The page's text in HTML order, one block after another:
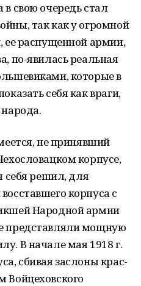
в свою очередь стал
так как у огромной
ее распущенной армии,
по-явилась реальная
которые в
себя как враги,
не принявший
корпусе,
себя решил, для
корпуса с
Народной армии
представляли мощную
В начале мая 1918 г.
сбивая заслоны крас-
Войцеховского